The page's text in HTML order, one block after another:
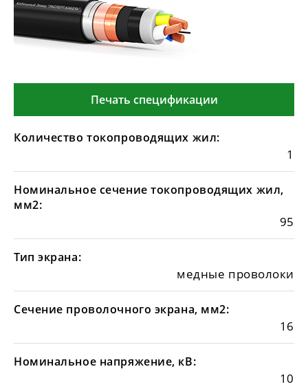
Печать спецификации
Количество токопроводящих жил:
1
Номинальное сечение токопроводящих жил,
мм2:
95
Тип экрана:
медные проволоки
Сечение проволочного экрана, мм2:
16
Номинальное напряжение, кВ:
10